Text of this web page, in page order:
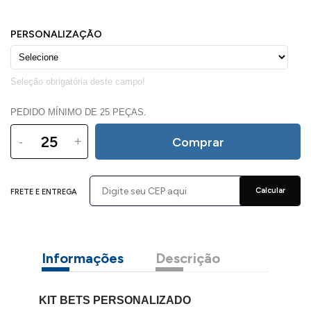
PEDIDO MÍNIMO DE 25 PEÇAS.
- + Comprar
FRETE E ENTREGA Calcular
Informações Descrição
KIT BETS PERSONALIZADO